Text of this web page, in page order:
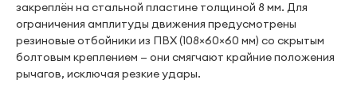
закреплён на стальной пластине толщиной 8 мм. Для
ограничения амплитуды движения предусмотрены
резиновые отбойники из ПВХ (108×60×60 мм) со скрытым
болтовым креплением — они смягчают крайние положения
рычагов, исключая резкие удары.